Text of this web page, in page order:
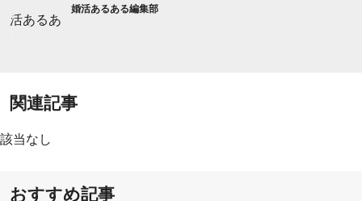
婚活あるある編集部
関連記事
該当なし
おすすめ記事